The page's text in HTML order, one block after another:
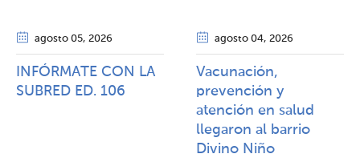
agosto 05, 2026
INFÓRMATE CON LA
SUBRED ED. 106
agosto 04, 2026
Vacunación,
prevención y
atención en salud
llegaron al barrio
Divino Niño